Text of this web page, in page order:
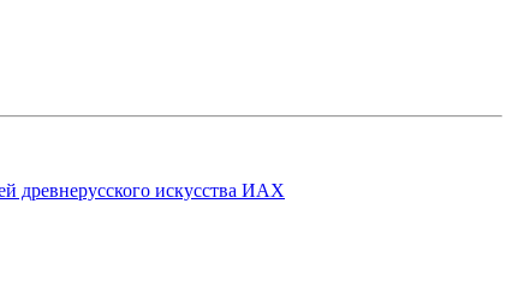
древнерусского искусства ИАХ